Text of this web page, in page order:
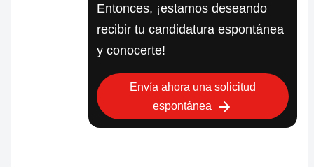
Entonces, ¡estamos deseando
recibir tu candidatura espontánea
y conocerte!
Envía ahora una solicitud
espontánea